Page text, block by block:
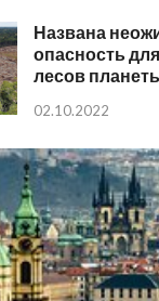
Названа
опасность
лесов
02.10.2022